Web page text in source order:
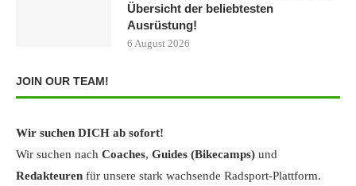
Übersicht der beliebtesten
Ausrüstung!
6 August 2026
JOIN OUR TEAM!
Wir suchen DICH ab sofort!
Wir suchen nach Coaches, Guides (Bikecamps) und
Redakteuren für unsere stark wachsende Radsport-Plattform.